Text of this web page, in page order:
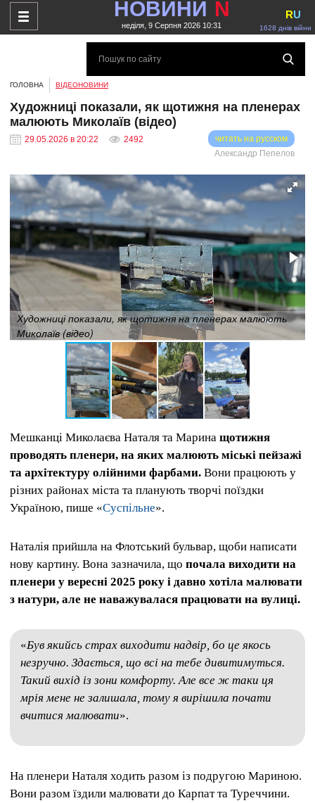
НОВИНИ N
неділя, 9 Серпня 2026 10:31 1628 днів війни
RU
ГОЛОВНА ВІДЕОНОВИНИ
Художниці показали, як щотижня на пленерах
малюють Миколаїв (відео)
29.05.2026 в 20:22 2492
читать на русском
Александр Пепелов
Художниці показали, як щотижня на пленерах малюють
Миколаїв (відео)
Мешканці Миколаєва Наталя та Марина щотижня
проводять пленери, на яких малюють міські пейзажі
та архітектуру олійними фарбами. Вони працюють у
різних районах міста та планують творчі поїздки
Україною, пише «Суспільне».
Наталія прийшла на Флотський бульвар, щоби написати
нову картину. Вона зазначила, що почала виходити на
пленери у вересні 2025 року і давно хотіла малювати
з натури, але не наважувалася працювати на вулиці.
«Був якийсь страх виходити надвір, бо це якось
незручно. Здається, що всі на тебе дивитимуться.
Такий вихід із зони комфорту. Але все ж таки ця
мрія мене не залишала, тому я вирішила почати
вчитися малювати».
На пленери Наталя ходить разом із подругою Мариною.
Вони разом їздили малювати до Карпат та Туреччини.